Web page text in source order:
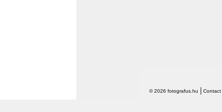
© 2026 fotografus.hu Contact